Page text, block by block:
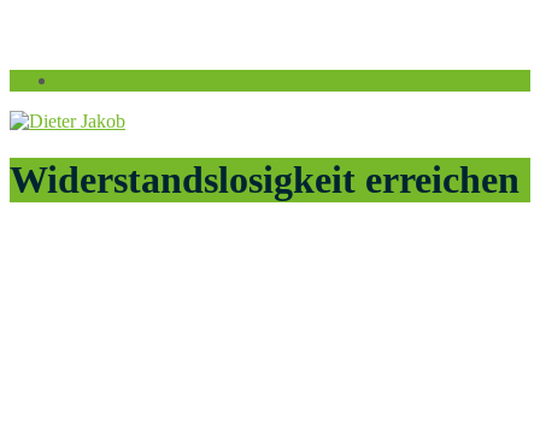
Widerstandslosigkeit erreichen